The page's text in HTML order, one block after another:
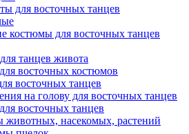
для восточных танцев
костюмы для восточных танцев
танцев живота
восточных костюмов
восточных танцев
на голову для восточных танцев
восточных танцев
насекомых, растений